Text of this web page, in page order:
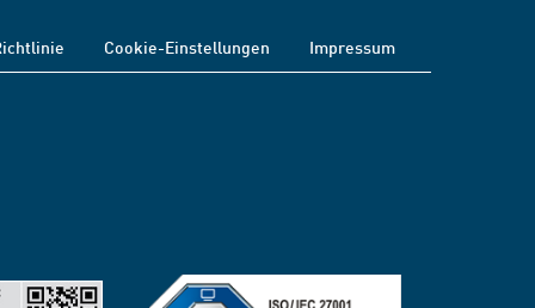
Cookie-Einstellungen Impressum